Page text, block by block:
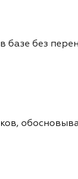
базе без